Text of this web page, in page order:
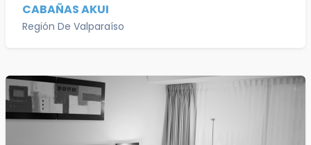
CABAÑAS AKUI
Región De Valparaíso